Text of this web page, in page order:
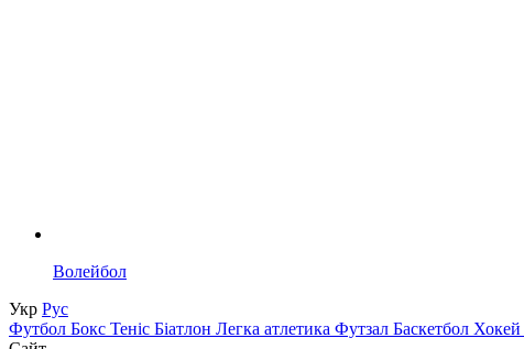
Волейбол
Укр Рус
Футбол Бокс Теніс Біатлон Легка атлетика Футзал Баскетбол Хокей